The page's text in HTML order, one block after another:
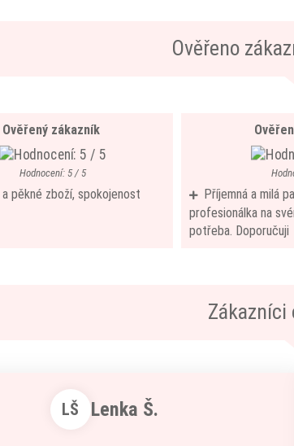
Ověřeno
Ověřený zákazník
Hodnocení: 5 / 5
pěkné zboží, spokojenost
Příjemná a milá
profesionálka na
potřeba. Doporučuji
Zákazníci
LŠ Lenka Š.